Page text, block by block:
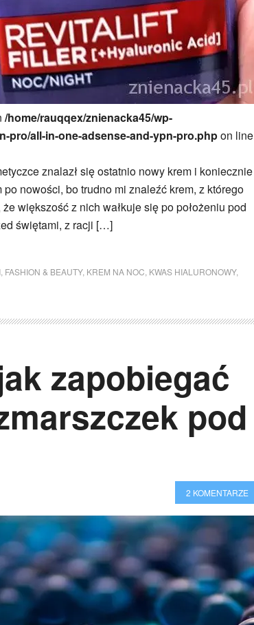
/home/rauqqex/znienacka45/wp-
pro/all-in-one-adsense-and-ypn-pro.phpon line
znalazł się ostatnio nowy krem i koniecznie
nowości, bo trudno mi znaleźć krem, z którego
większość z nich wałkuje się po położeniu pod
świętami, z racji […]
FASHION & BEAUTY, KREM NA NOC KWAS HIALURONOWY,
zapobiegać
pod
2 KOMENTARZE